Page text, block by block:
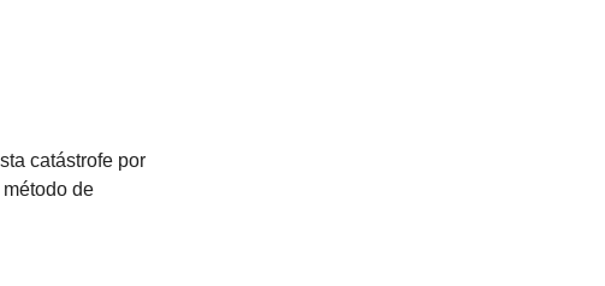
catástrofe por
de